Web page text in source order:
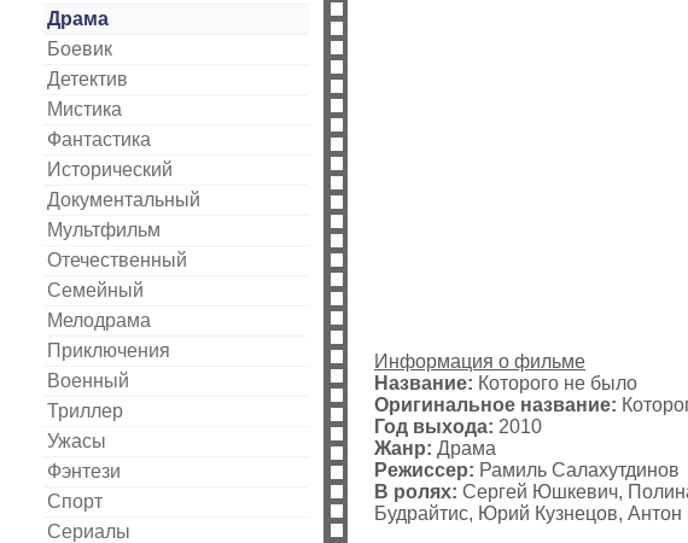
Драма
Боевик
Детектив
Мистика
Фантастика
Исторический
Документальный
Мультфильм
Отечественный
Cемейный
Мелодрама
Приключения
Военный
Триллер
Ужасы
Фэнтези
Спорт
Сериалы
Информация о фильме
Название: Которого не было
Оригинальное название:
Год выхода: 2010
Жанр: Драма
Режиссер: Рамиль Салахутдинов
В ролях: Сергей Юшкевич,
Будрайтис, Юрий Кузнецов,